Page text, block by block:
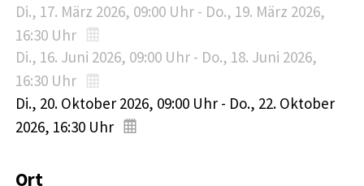
Di., 17. März 2026, 09:00 Uhr - Do., 19. März 2026,
16:30 Uhr
Di., 16. Juni 2026, 09:00 Uhr - Do., 18. Juni 2026,
16:30 Uhr
Di., 20. Oktober 2026, 09:00 Uhr - Do., 22. Oktober
2026, 16:30 Uhr
Ort